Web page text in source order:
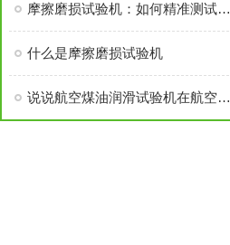
摩擦磨损试验机：如何精准测试材料耐久性？
什么是摩擦磨损试验机
说说航空煤油润滑试验机在航空润滑领域的重要作用